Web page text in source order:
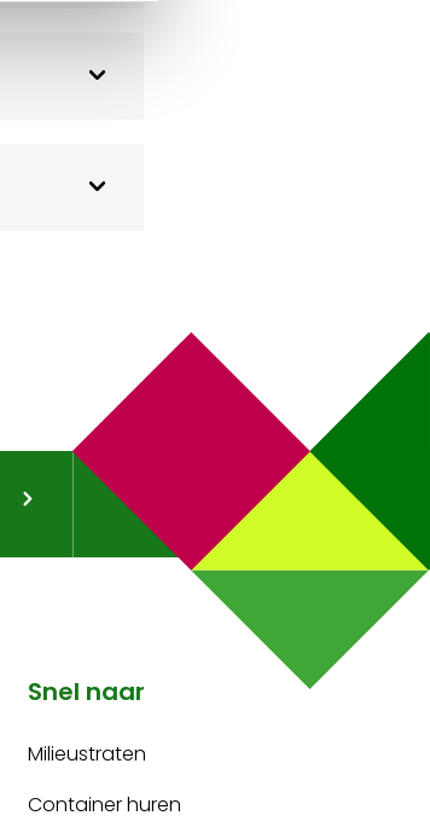
Snel naar
Milieustraten
Container huren